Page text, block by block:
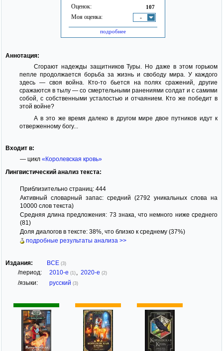
Оценок: 107
Моя оценка: -
подробнее
Аннотация:
Сгорают надежды защитников Туры. Но даже в этом горьком
пепле продолжается борьба за жизнь и свободу мира. У каждого
здесь — своя война. Кто-то бьется на полях сражений, другие
сражаются в тылу — со смертельными ранениями солдат и с самими
собой, с собственными усталостью и отчаянием. Кто же победит в
этой войне?
А в это же время далеко в другом мире двое путников идут к
отверженному богу...
Входит в:
— цикл «Королевская кровь»
Лингвистический анализ текста:
Приблизительно страниц: 444
Активный словарный запас: средний (2792 уникальных слова на
10000 слов текста)
Средняя длина предложения: 73 знака, что немного ниже среднего
(81)
Доля диалогов в тексте: 38%, что близко к среднему (37%)
подробные результаты анализа >>
Издания: ВСЕ (3)
/период: 2010-е (1) 2020-е (2)
/языки: русский (3)